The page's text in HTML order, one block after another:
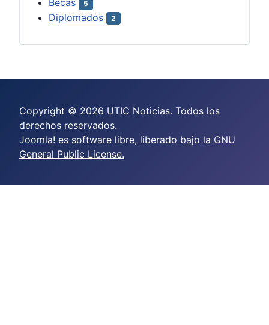
Becas 5
Diplomados 2
Copyright © 2026 UTIC Noticias. Todos los
derechos reservados.
Joomla! es software libre, liberado bajo la GNU
General Public License.